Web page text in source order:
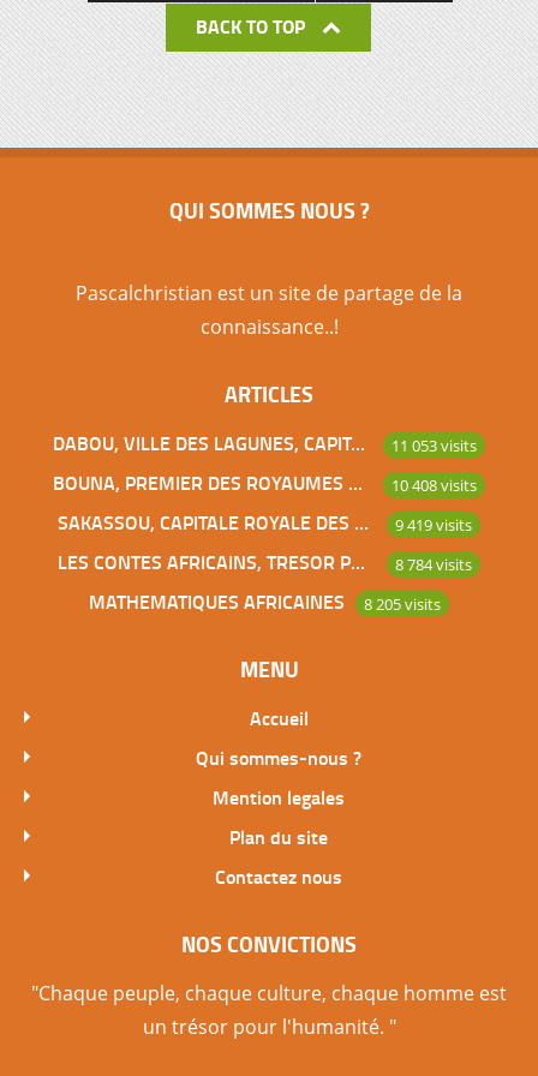
BACK TO TOP
QUI SOMMES NOUS ?
Pascalchristian est un site de partage de la
connaissance..!
ARTICLES
DABOU, VILLE DES LAGUNES, CAPITALE DES ADJOUKROU 11 053 visits
BOUNA, PREMIER DES ROYAUMES DE CÔTE D’IVOIRE 10 408 visits
SAKASSOU, CAPITALE ROYALE DES BAOULES 9 419 visits
LES CONTES AFRICAINS, TRESOR POUR L’HUMANITE 8 784 visits
MATHEMATIQUES AFRICAINES 8 205 visits
MENU
Accueil
Qui sommes-nous ?
Mention legales
Plan du site
Contactez nous
NOS CONVICTIONS
"Chaque peuple, chaque culture, chaque homme est
un trésor pour l'humanité. "